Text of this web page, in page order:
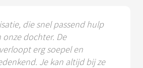
die snel passend hulp
dochter. De
erg soepel en
Je kan altijd bij ze